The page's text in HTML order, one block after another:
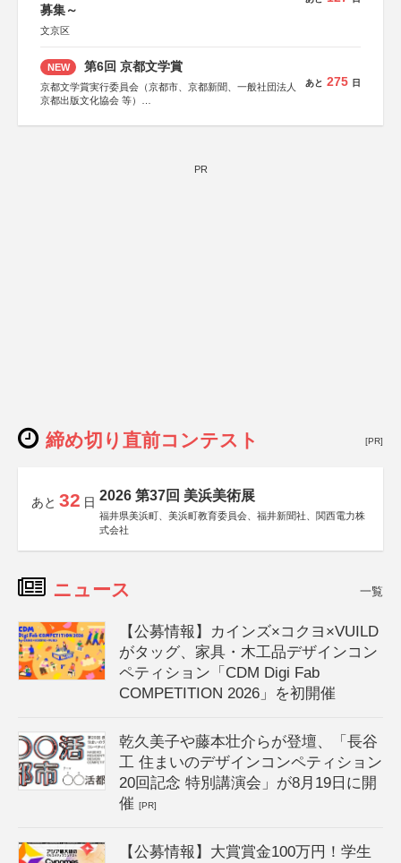
募集～
文京区
NEW 第6回 京都文学賞
京都文学賞実行委員会（京都市、京都新聞、一般社団法人
京都出版文化協会 等）
KADOKAWA、河出書房新社、幻冬舎、講談社、光文社、
あと 275 日
PR
締め切り直前コンテスト [PR]
あと 32 日 2026 第37回 美浜美術展
福井県美浜町、美浜町教育委員会、福井新聞社、関西電力株
式会社
ニュース 一覧
【公募情報】カインズ×コクヨ×VUILD
がタッグ、家具・木工品デザインコン
ペティション「CDM Digi Fab
COMPETITION 2026」を初開催
乾久美子や藤本壮介らが登壇、「長谷
工 住まいのデザインコンペティション
20回記念 特別講演会」が8月19日に開
催[PR]
【公募情報】大賞賞金100万円！学生